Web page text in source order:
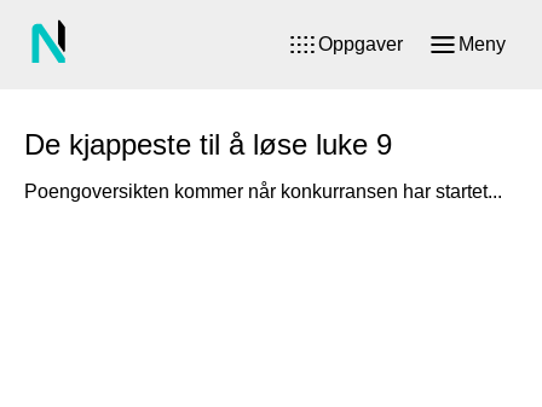
Oppgaver Meny
De kjappeste til å løse luke 9
Poengoversikten kommer når konkurransen har startet...